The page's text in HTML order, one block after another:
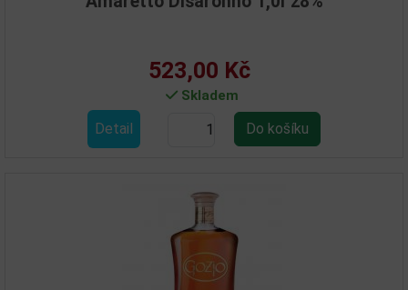
523,00 Kč
Skladem
Detail